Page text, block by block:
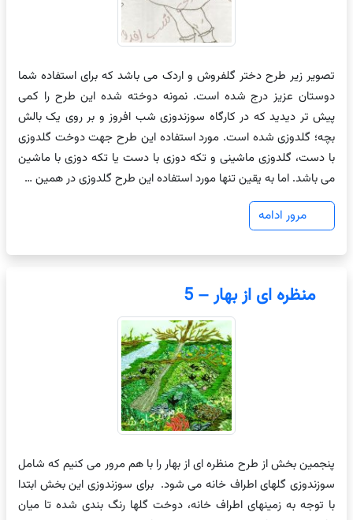
تصویر زیر طرح دختر گلفروش و اردک می باشد که برای استفاده شما
دوستان عزیز درج شده است. نمونه دوخته شده این طرح را کمی
پیش تر دیدید که در کارگاه سوزندوزی شب افروز و بر روی یک بالش
بچه؛ گلدوزی شده است. مورد استفاده این طرح جهت دوخت گلدوزی
با دست، گلدوزی ماشینی و تکه دوزی با دست یا تکه دوزی با ماشین
می باشد. اما به یقین تنها مورد استفاده این طرح گلدوزی در همین …
مرور ادامه
منظره ای از بهار – 5
پنجمین بخش از طرح منظره ای از بهار را با هم مرور می کنیم که شامل
سوزندوزی گلهای اطراف خانه می شود. برای سوزندوزی این بخش ابتدا
با توجه به زمینهای اطراف خانه، دوخت گلها رنگ بندی شده تا میان